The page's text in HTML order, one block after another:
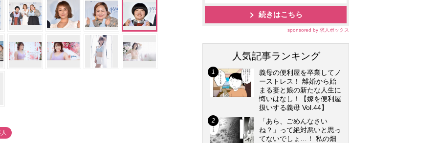
続きはこちら
sponsored by 求人ボックス
人気記事ランキング
義母の便利屋を卒業してノ
ーストレス！ 離婚から始
まる妻と娘の新たな人生に
悔いはなし！【嫁を便利屋
扱いする義母 Vol.44】
「あら、ごめんなさい
ね？」って絶対悪いと思っ
てないでしょ…！ 私の畑